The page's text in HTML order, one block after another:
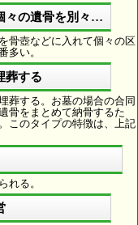
々の遺骨を別々に埋葬
骨壺などに入れて個々の区
多い。
葬する
葬する。お墓の場合の合同
骨をまとめて納骨するた
このタイプの特徴は、上記
れる。